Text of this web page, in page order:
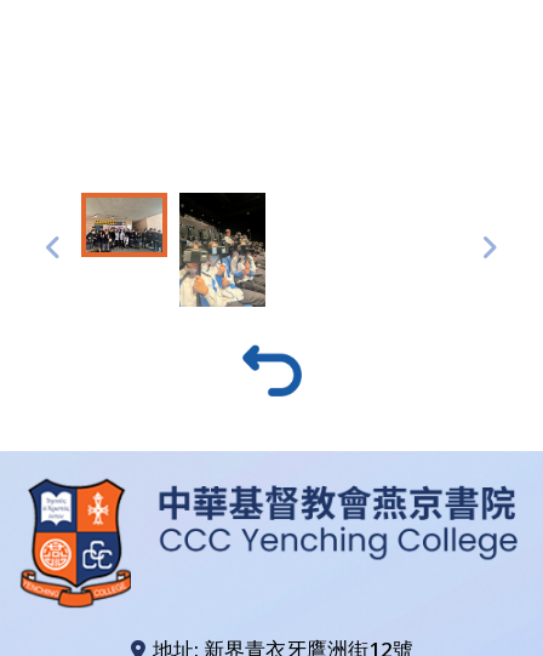
地址: 新界青衣牙鷹洲街12號